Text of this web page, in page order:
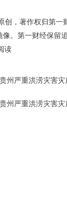
，著作权归第
。第一财经保留
读
州严重洪涝灾害灾
州严重洪涝灾害灾